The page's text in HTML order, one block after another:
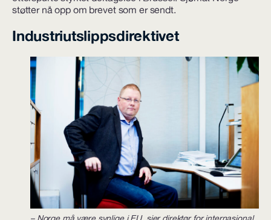
støtter nå opp om brevet som er sendt.
Industriutslippsdirektivet